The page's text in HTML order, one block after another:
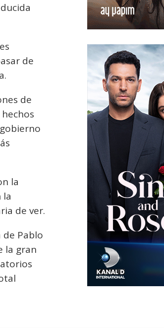
de
de
la
la
de ver.
de Pablo
la gran